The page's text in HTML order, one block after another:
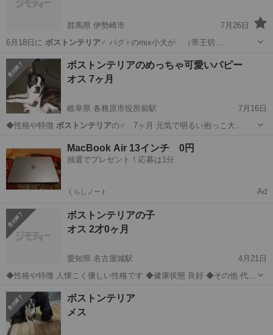
群馬県 伊勢崎市
7月26日
6月18日に ボストンテリア♂ パグ♀のmix小犬が （帝王切…
群馬 伊勢崎市 ボストンテリア
ボストンテリアのめっちゃ可愛いパピー
オス 7ヶ月
岐阜県 各務原市役所前駅
7月16日
◆性格や特徴 ボストンテリアの♂ 7ヶ月 元気で明るい抱っこ大…
各務原市役所前駅 その他
ボストンテリア
MacBook Air 13インチ 0円
抽選でプレゼント！応募は1分
くらしノート Ad
ボストンテリアの子
オス 2才0ヶ月
愛知県 名古屋城駅
4月21日
◆性格や特徴 人懐こく優しい性格です ◆健康状態 良好 ◆その他 代理
に住む事ができなくなり、苦渋の決断で泣く泣くどなたかに託す事に
しました...
愛知 名古屋市
ボストンテリア
メス